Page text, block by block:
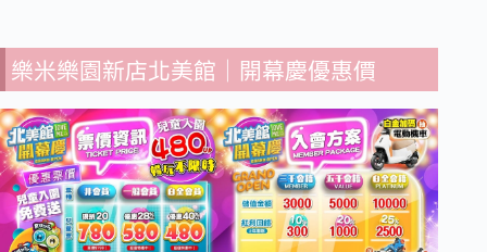
樂米樂園新店北美館｜開幕慶優惠價